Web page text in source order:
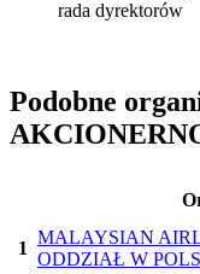
rada dyrektorów
Podobne
1
MALAYSIAN
ODDZIAŁ W